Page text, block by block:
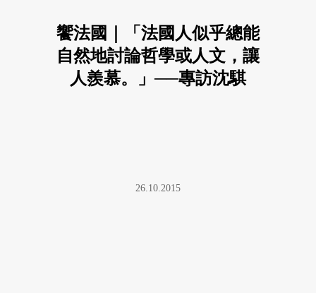
饗法國｜「法國人似乎總能
自然地討論哲學或人文，讓
人羨慕。」──專訪沈騏
26.10.2015